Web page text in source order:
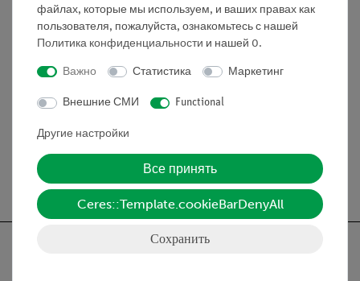
Раствор для
калибровки нулевого
уровня кислорода
файлах, которые мы используем, и ваших правах как
пользователя, пожалуйста, ознакомьтесь с нашей
Политика конфиденциальности и нашей 0.
Важно Статистика Маркетинг
Внешние СМИ Functional
Другие настройки
Все принять
Ceres::Template.cookieBarDenyAll
Сохранить